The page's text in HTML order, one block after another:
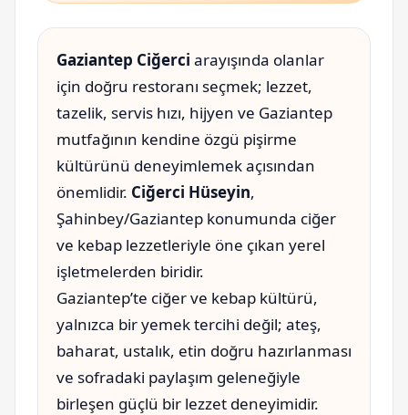
Gaziantep Ciğerci arayışında olanlar
için doğru restoranı seçmek; lezzet,
tazelik, servis hızı, hijyen ve Gaziantep
mutfağının kendine özgü pişirme
kültürünü deneyimlemek açısından
önemlidir. Ciğerci Hüseyin,
Şahinbey/Gaziantep konumunda ciğer
ve kebap lezzetleriyle öne çıkan yerel
işletmelerden biridir.
Gaziantep’te ciğer ve kebap kültürü,
yalnızca bir yemek tercihi değil; ateş,
baharat, ustalık, etin doğru hazırlanması
ve sofradaki paylaşım geleneğiyle
birleşen güçlü bir lezzet deneyimidir.